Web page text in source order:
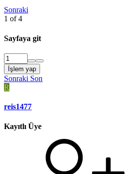
Sonraki
1 of 4
Sayfaya git
İşlem yap
Sonraki Son
R
reis1477
Kayıtlı Üye